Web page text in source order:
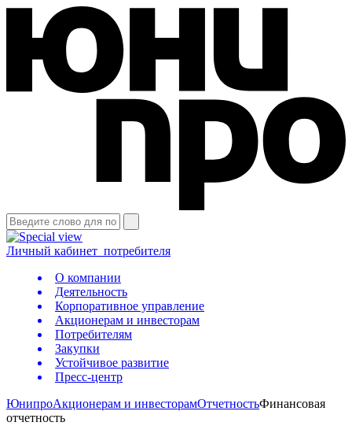
Личный кабинет потребителя
О компании
Деятельность
Корпоративное управление
Акционерам и инвесторам
Потребителям
Закупки
Устойчивое развитие
Пресс-центр
ЮнипроАкционерам и инвесторамОтчетностьФинансовая
отчетность